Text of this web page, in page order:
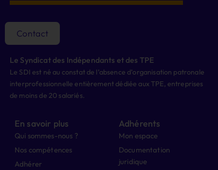
Contact
Le Syndicat des Indépendants et des TPE
Le SDI est né au constat de l’absence d’organisation patronale
interprofessionnelle entièrement dédiée aux TPE, entreprises
de moins de 20 salariés.
En savoir plus
Qui sommes-nous ?
Nos compétences
Adhérer
Adhérents
Mon espace
Documentation
juridique